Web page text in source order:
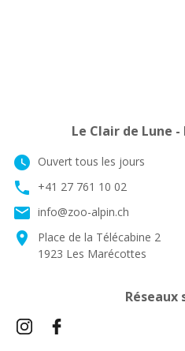
Le Clair de Lune
watch_later Ouvert tous les jours
phone +41 27 761 10 02
email info@zoo-alpin.ch
location_on
Place de la Télécabine 2
1923 Les Marécottes
Réseaux